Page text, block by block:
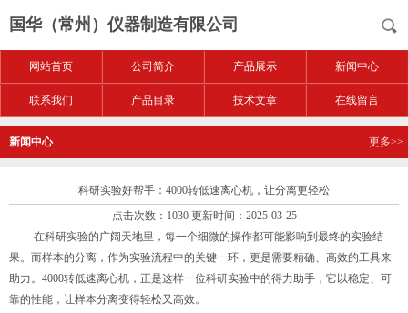
国华（常州）仪器制造有限公司
网站首页 公司简介 产品展示 新闻中心
联系我们 产品目录 技术文章 在线留言
新闻中心 更多>>
科研实验好帮手：4000转低速离心机，让分离更轻松
点击次数：1030 更新时间：2025-03-25
在科研实验的广阔天地里，每一个细微的操作都可能影响到最终的实验结
果。而样本的分离，作为实验流程中的关键一环，更是需要精确、高效的工具来
助力。4000转低速离心机，正是这样一位科研实验中的得力助手，它以稳定、可
靠的性能，让样本分离变得轻松又高效。